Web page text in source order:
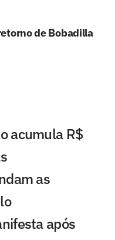
de Bobadilla
acumula R$
as
após